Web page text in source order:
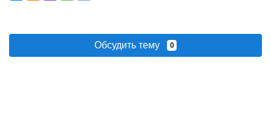
Обсудить тему 0